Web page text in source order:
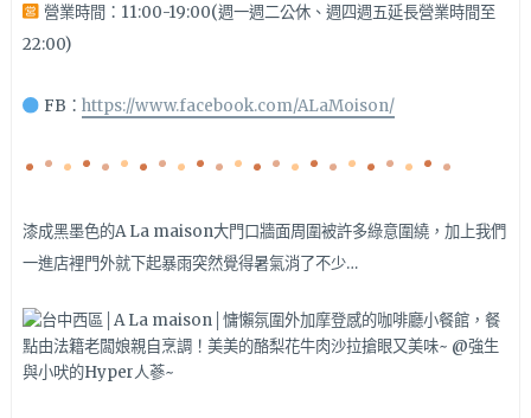
營業時間：11:00-19:00(週一週二公休、週四週五延長營業時間至
22:00)
FB： https://www.facebook.com/ALaMoison/
漆成黑墨色的A La maison大門口牆面周圍被許多綠意圍繞，加上我們
一進店裡門外就下起暴雨突然覺得暑氣消了不少…